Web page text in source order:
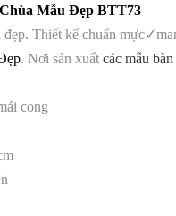
Mẫu Đẹp BTT73
Thiết kế chuẩn mực✓
. Nơi sản xuất các mẫu
cong